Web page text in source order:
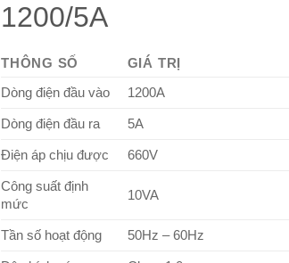
1200/5A
THÔNG SỐ
GIÁ TRỊ
Dòng điện đầu vào
1200A
Dòng điện đầu ra 5A
Điện áp chịu được 660V
Công suất định
mức
10VA
Tần số hoạt động 50Hz – 60Hz